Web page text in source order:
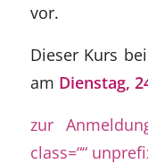
vor.
Dieser Kurs
am Dienstag,
zur
class=““